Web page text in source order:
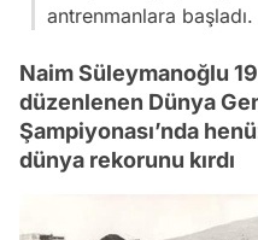
antrenmanlara başladı.
Naim Süleymanoğlu
düzenlenen Dünya
Şampiyonası’nda
dünya rekorunu kırdı